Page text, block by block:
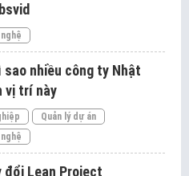
sao nhiều công ty Nhật
vị trí này
Quản lý dự án
đổi Lean Project